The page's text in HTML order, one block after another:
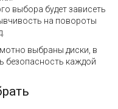
выбора будет зависеть
на повороты
выбраны диски, в
безопасность каждой